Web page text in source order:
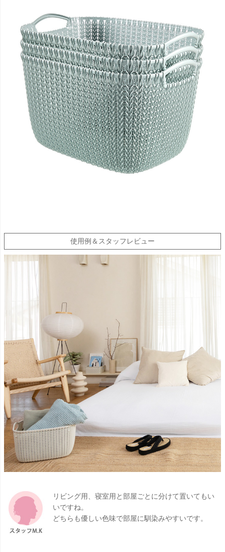
使用例＆スタッフレビュー
リビング用、寝室用と部屋ごとに分けて置いてもい
いですね。
どちらも優しい色味で部屋に馴染みやすいです。